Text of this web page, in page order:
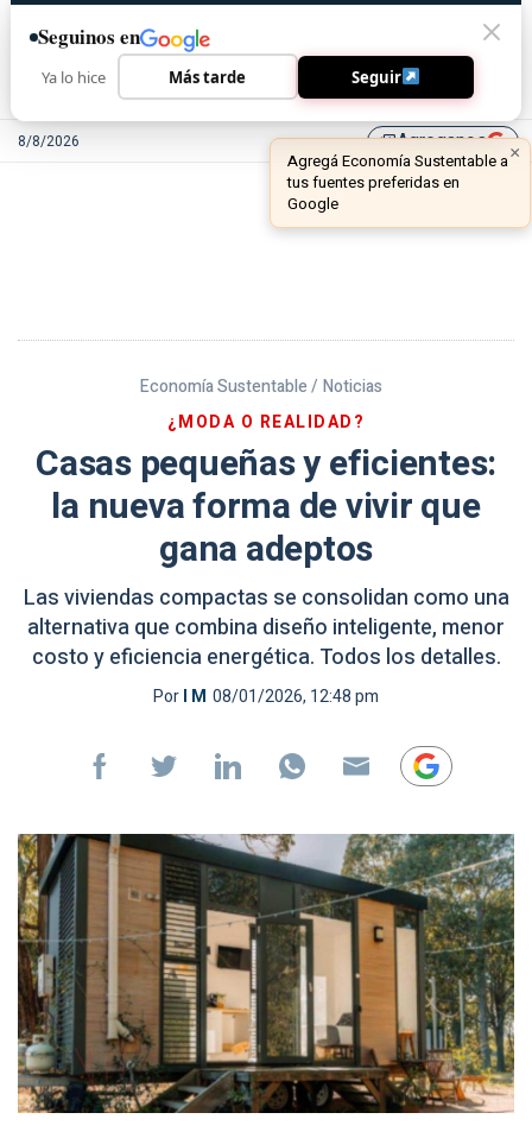
8/8/2026 library_addAgreganos
Economía Sustentable / Noticias
¿MODA O REALIDAD?
Casas pequeñas y eficientes:
la nueva forma de vivir que
gana adeptos
Las viviendas compactas se consolidan como una
alternativa que combina diseño inteligente, menor
costo y eficiencia energética. Todos los detalles.
PorI M 08/01/2026, 12:48 pm
Seguinos en
Ya lo hice Más tarde Seguir